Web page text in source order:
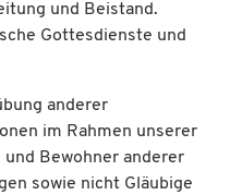
und Beistand.
Gottesdienste und
anderer
im Rahmen unserer
Bewohner anderer
sowie nicht Gläubige